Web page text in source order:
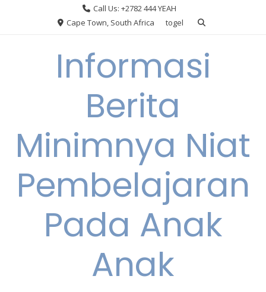
Call Us: +2782 444 YEAH
Cape Town, South Africa
togel
Informasi
Berita
Minimnya Niat
Pembelajaran
Pada Anak
Anak